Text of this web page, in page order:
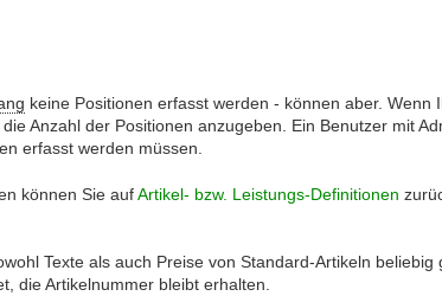
keine Positionen erfasst werden - können aber.
Anzahl der Positionen anzugeben. Ein Benutzer mit
erfasst werden müssen.
können Sie aufArtikel- bzw. Leistungs-Definitionen
Texte als auch Preise von Standard-Artikeln
die Artikelnummer bleibt erhalten.